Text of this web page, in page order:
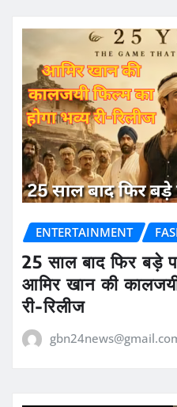
ENTERTAINMENT
25 साल बाद फिर बड़े
आमिर खान की
री-रिलीज